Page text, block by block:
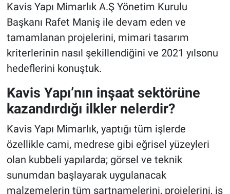
Kavis Yapı Mimarlık A.Ş Yönetim Kurulu
Başkanı Rafet Maniş ile devam eden ve
tamamlanan projelerini, mimari tasarım
kriterlerinin nasıl şekillendiğini ve 2021 yılsonu
hedeflerini konuştuk.
Kavis Yapı’nın inşaat sektörüne
kazandırdığı ilkler nelerdir?
Kavis Yapı Mimarlık, yaptığı tüm işlerde
özellikle cami, medrese gibi eğrisel yüzeyleri
olan kubbeli yapılarda; görsel ve teknik
sunumdan başlayarak uygulanacak
malzemelerin tüm şartnamelerini, projelerini, iş